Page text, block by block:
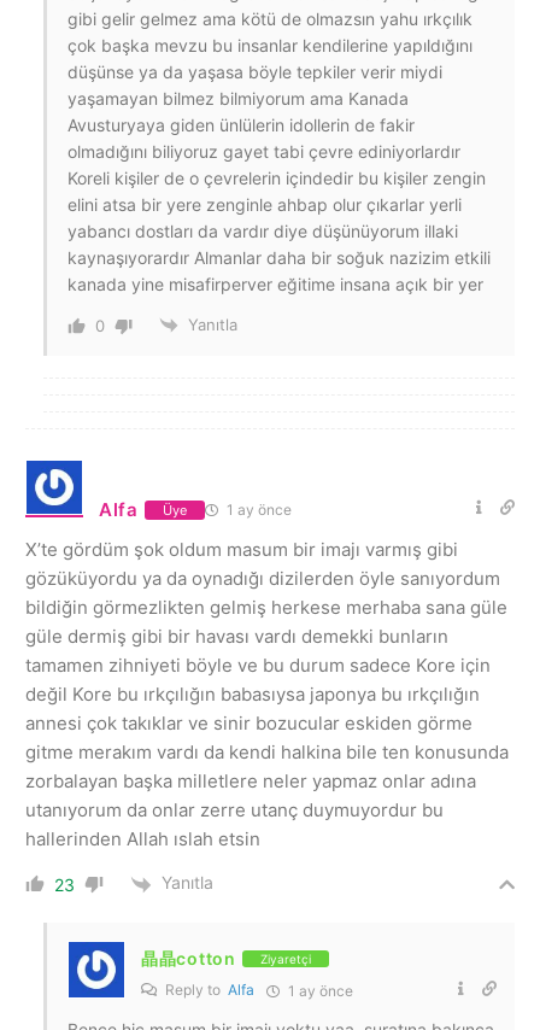
gibi gelir gelmez ama kötü de olmazsın yahu ırkçılık
çok başka mevzu bu insanlar kendilerine yapıldığını
düşünse ya da yaşasa böyle tepkiler verir miydi
yaşamayan bilmez bilmiyorum ama Kanada
Avusturyaya giden ünlülerin idollerin de fakir
olmadığını biliyoruz gayet tabi çevre ediniyorlardır
Koreli kişiler de o çevrelerin içindedir bu kişiler zengin
elini atsa bir yere zenginle ahbap olur çıkarlar yerli
yabancı dostları da vardır diye düşünüyorum illaki
kaynaşıyorardır Almanlar daha bir soğuk nazizim etkili
kanada yine misafirperver eğitime insana açık bir yer
0 Yanıtla
Alfa Üye 1 ay önce
X’te gördüm şok oldum masum bir imajı varmış gibi
gözüküyordu ya da oynadığı dizilerden öyle sanıyordum
bildiğin görmezlikten gelmiş herkese merhaba sana güle
güle dermiş gibi bir havası vardı demekki bunların
tamamen zihniyeti böyle ve bu durum sadece Kore için
değil Kore bu ırkçılığın babasıysa japonya bu ırkçılığın
annesi çok takıklar ve sinir bozucular eskiden görme
gitme merakım vardı da kendi halkina bile ten konusunda
zorbalayan başka milletlere neler yapmaz onlar adına
utanıyorum da onlar zerre utanç duymuyordur bu
hallerinden Allah ıslah etsin
23 Yanıtla
晶晶cotton Ziyaretçi
Reply to Alfa 1 ay önce